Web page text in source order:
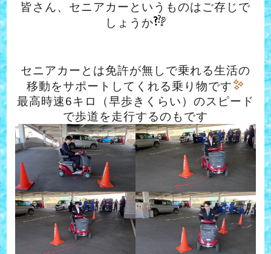
皆さん、セニアカーというものはご存じで
しょうか
セニアカーとは免許が無しで乗れる生活の
移動をサポートしてくれる乗り物です
最高時速6キロ（早歩きくらい）のスピード
で歩道を走行するのもです